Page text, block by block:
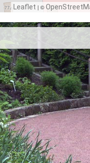
Leaflet | ©